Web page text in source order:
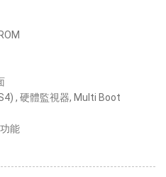
, 硬體監視器, Multi Boot
能